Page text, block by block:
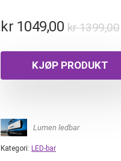
kr1399,00
kr 1049,00
KJØP PRODUKT
Lumen ledbar
Kategori: LED-bar